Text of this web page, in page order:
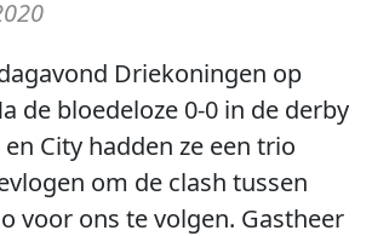
Driekoningen op
de bloedeloze 0-0 in de derby
City hadden ze een trio
om de clash tussen
voor ons te volgen. Gastheer